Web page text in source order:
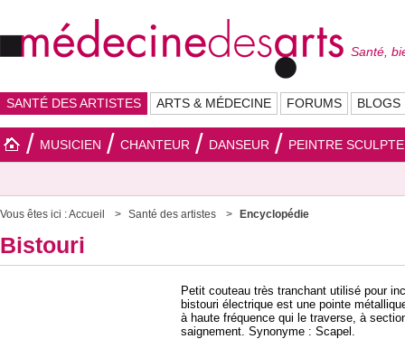
Santé,
SANTÉ DES ARTISTES ARTS & MÉDECINE FORUMS BLOGS
MUSICIEN CHANTEUR DANSEUR PEINTRE
Vous êtes ici :Accueil Santé des artistes Encyclopédie
Bistouri
Petit couteau très tranchant utilisé pour
bistouri électrique est une pointe
à haute fréquence qui le traverse, à
saignement. Synonyme : Scapel.